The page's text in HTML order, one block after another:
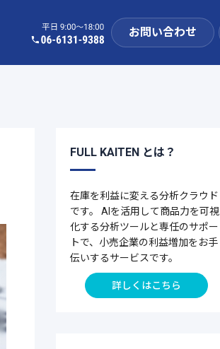
お問い合わせ
FULL KAITEN とは？
在庫を利益に変える分析クラウド
です。 AIを活用して商品力を可視
化する分析ツールと専任のサポー
トで、小売企業の利益増加をお手
伝いするサービスです。
詳しくはこちら